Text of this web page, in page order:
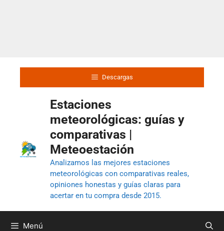
Descargas
Estaciones
meteorológicas: guías y
comparativas |
Meteoestación
Analizamos las mejores estaciones
meteorológicas con comparativas reales,
opiniones honestas y guías claras para
acertar en tu compra desde 2015.
Menú